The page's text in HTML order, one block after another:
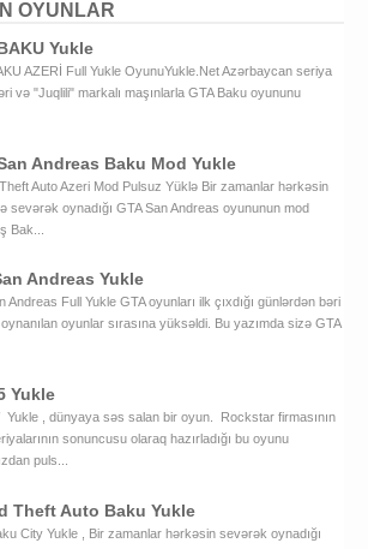
OYUNLAR
Yukle
AZERİ Full Yukle OyunuYukle.Net Azərbaycan seriya
və "Juqlili" markalı maşınlarla GTA Baku oyununu
Andreas Baku Mod Yukle
Auto Azeri Mod Pulsuz Yüklə Bir zamanlar hərkəsin
sevərək oynadığı GTA San Andreas oyununun mod
Bak...
Andreas Yukle
Andreas Full Yukle GTA oyunları ilk çıxdığı günlərdən bəri
oyunlar sırasına yüksəldi. Bu yazımda sizə GTA
Yukle
, dünyaya səs salan bir oyun. Rockstar firmasının
sonuncusu olaraq hazırladığı bu oyunu
puls...
Theft Auto Baku Yukle
City Yukle , Bir zamanlar hərkəsin sevərək oynadığı